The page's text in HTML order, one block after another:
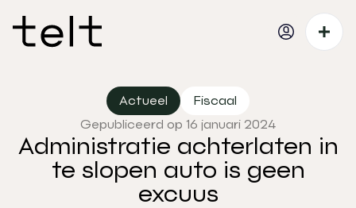
Actueel
Fiscaal
Gepubliceerd op 16 januari 2024
Administratie achterlaten in
te slopen auto is geen
excuus